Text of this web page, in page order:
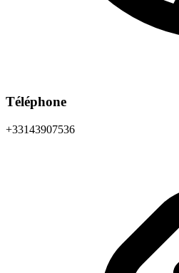
Téléphone
+33143907536